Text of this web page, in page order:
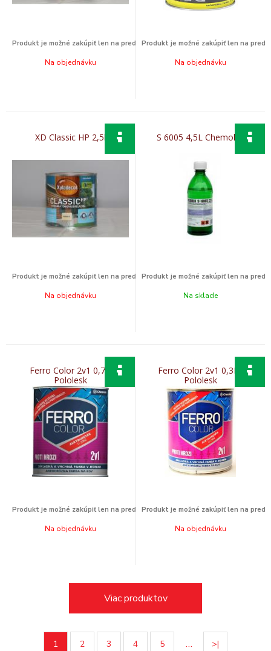
Na objednávku Na objednávku
XD Classic HP 2,5l
Na objednávku
S 6005 4,5L Chemolak
Na sklade
Ferro Color 2v1 0,75l
Pololesk
Na objednávku
Ferro Color 2v1 0,3L l
Pololesk
Na objednávku
Viac produktov
1 2 3 4 5 … >|